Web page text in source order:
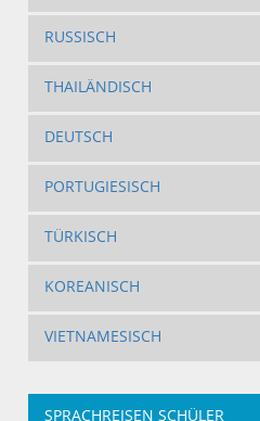
RUSSISCH
THAILÄNDISCH
DEUTSCH
PORTUGIESISCH
TÜRKISCH
KOREANISCH
VIETNAMESISCH
SPRACHREISEN SCHÜLER